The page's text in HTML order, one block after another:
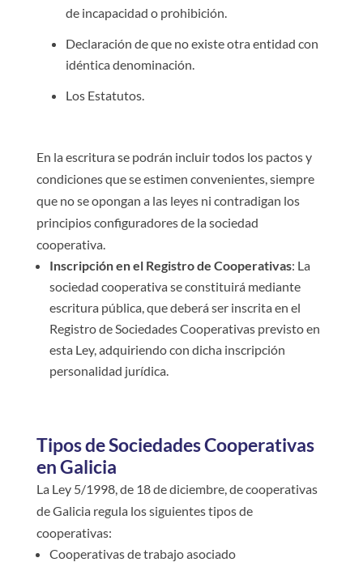
de incapacidad o prohibición.
Declaración de que no existe otra entidad con
idéntica denominación.
Los Estatutos.
En la escritura se podrán incluir todos los pactos y
condiciones que se estimen convenientes, siempre
que no se opongan a las leyes ni contradigan los
principios configuradores de la sociedad
cooperativa.
Inscripción en el Registro de Cooperativas: La
sociedad cooperativa se constituirá mediante
escritura pública, que deberá ser inscrita en el
Registro de Sociedades Cooperativas previsto en
esta Ley, adquiriendo con dicha inscripción
personalidad jurídica.
Tipos de Sociedades Cooperativas
en Galicia
La Ley 5/1998, de 18 de diciembre, de cooperativas
de Galicia regula los siguientes tipos de
cooperativas:
Cooperativas de trabajo asociado